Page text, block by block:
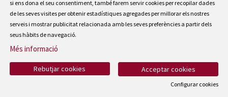
si ens dona el seu consentiment, també farem servir cookies per recopilar dades
de les seves visites per obtenir estadístiques agregades per millorar els nostres
serveis i mostrar publicitat relacionada amb les seves preferències a partir dels
seus hàbits de navegació.
Més informació
Acceptar cookies
Rebutjar cookies
Configurar cookies